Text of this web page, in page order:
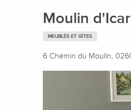
Moulin
MEUBLÉS ET GÎTES
6 Chemin du Moulin,